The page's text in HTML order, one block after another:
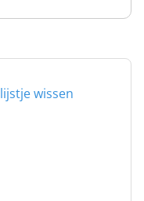
lijstje wissen